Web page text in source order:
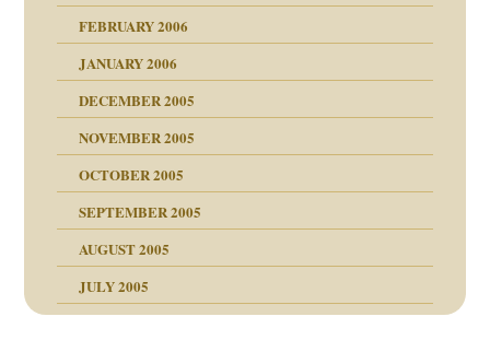
FEBRUARY 2006
JANUARY 2006
DECEMBER 2005
NOVEMBER 2005
OCTOBER 2005
SEPTEMBER 2005
AUGUST 2005
JULY 2005